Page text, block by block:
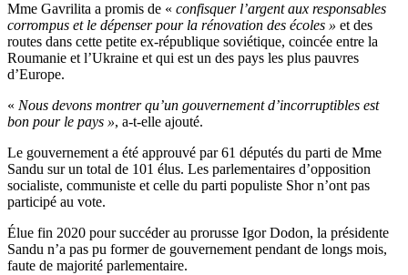
Mme Gavrilita a promis de « confisquer l’argent aux responsables
corrompus et le dépenser pour la rénovation des écoles » et des
routes dans cette petite ex-république soviétique, coincée entre la
Roumanie et l’Ukraine et qui est un des pays les plus pauvres
d’Europe.
« Nous devons montrer qu’un gouvernement d’incorruptibles est
bon pour le pays », a-t-elle ajouté.
Le gouvernement a été approuvé par 61 députés du parti de Mme
Sandu sur un total de 101 élus. Les parlementaires d’opposition
socialiste, communiste et celle du parti populiste Shor n’ont pas
participé au vote.
Élue fin 2020 pour succéder au prorusse Igor Dodon, la présidente
Sandu n’a pas pu former de gouvernement pendant de longs mois,
faute de majorité parlementaire.